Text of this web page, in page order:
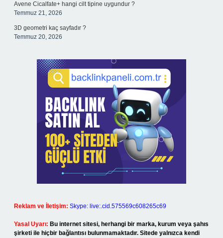
Avene Cicalfate+ hangi cilt tipine uygundur ?
Temmuz 21, 2026
3D geometri kaç sayfadır ?
Temmuz 20, 2026
Reklam ve İletişim: Skype: live:.cid.575569c608265c69
Yasal Uyarı: Bu internet sitesi, herhangi bir marka, kurum veya şahıs
şirketi ile hiçbir bağlantısı bulunmamaktadır. Sitede yalnızca kendi